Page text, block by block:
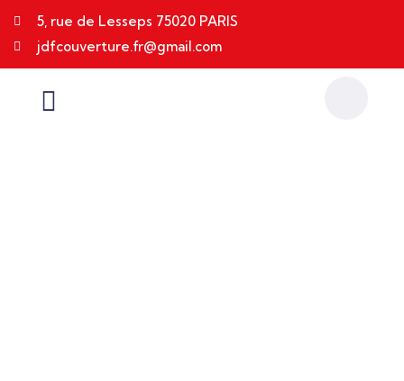
5, rue de Lesseps 75020 PARIS
jdfcouverture.fr@gmail.com